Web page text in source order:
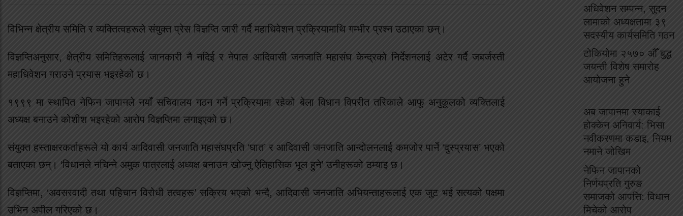
विभिन्न क्षेत्रीय समिति र व्यक्तित्वहरूले संयुक्त प्रेस विज्ञप्ति जारी गर्दै महाधिवेशन प्रक्रियामाथि गम्भीर प्रश्न उठाएका छन्।
विज्ञप्तिअनुसार, क्षेत्रीय समितिहरूलाई जानकारी नै नदिई र नेपाल आदिवासी जनजाति महासंघ केन्द्रको निर्देशनलाई अटेर गर्दै जबर्जस्ती
महाधिवेशन गराउने प्रयास भइरहेको छ।
१९९९ मा स्थापित नेफिन जापानले नयाँ सचिवालय गठन गर्ने प्रक्रियामा रहेको बेला विधान विपरीत तरिकाले आफू अनुकूलको व्यक्तिलाई
अध्यक्ष बनाउने कोशीश भइरहेको आरोप विज्ञप्तिमा लगाइएको छ।
संयुक्त हस्ताक्षरकर्ताहरूले यो कार्य आदिवासी जनजाति महासंघप्रति ‘घात’ र आदिवासी जनजाति आन्दोलनलाई कमजोर पार्ने ‘दुस्प्रयास’ भएको
बताएका छन्। ‘विधानले नचिन्ने अमुक पात्रलाई अध्यक्ष बनाउन खोज्नु ऐतिहासिक भूल हुने’ उनीहरूको ठम्याइ छ।
विज्ञप्तिमा, ‘अवसरवादी तथा पहिचान विरोधी तत्वहरू’ सक्रिय भएको भन्दै, आदिवासी जनजाति अभियन्ताहरूलाई एक जुट भई सत्यको पक्षमा
उभिन अपील गरिएको छ।
अधिवेशन सम्पन्न, सुदन
लामाको अध्यक्षतामा ३९
सदस्यीय कार्यसमिति गठन
टोकियोमा २५७० औँ बुद्ध
जयन्ती विशेष समारोह
आयोजना हुने
अब जापानमा स्याकाई
होक्केन अनिवार्य: भिसा
नवीकरणमा कडाइ, नियम
नमाने जोखिम
नेफिन जापानको
निर्णयप्रति गुरुङ
समाजको आपत्ति: विधान
मिचेको आरोप